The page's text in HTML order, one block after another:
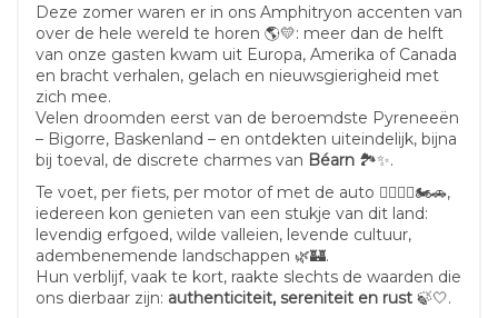
Deze zomer waren er in ons Amphitryon accenten van
over de hele wereld te horen 🌎💛: meer dan de helft
van onze gasten kwam uit Europa, Amerika of Canada
en bracht verhalen, gelach en nieuwsgierigheid met
zich mee.
Velen droomden eerst van de beroemdste Pyreneeën
– Bigorre, Baskenland – en ontdekten uiteindelijk, bijna
bij toeval, de discrete charmes van Béarn 🏞️✨.
Te voet, per fiets, per motor of met de auto 🚶‍♀️🚴‍♂️🏍️🚗,
iedereen kon genieten van een stukje van dit land:
levendig erfgoed, wilde valleien, levende cultuur,
adembenemende landschappen 🌿🏰.
Hun verblijf, vaak te kort, raakte slechts de waarden die
ons dierbaar zijn: authenticiteit, sereniteit en rust 🍃🤍.